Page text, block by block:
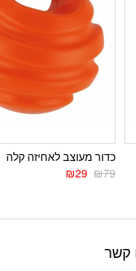
כדור מעוצב לאחיזה קלה
₪79
₪29
קשר